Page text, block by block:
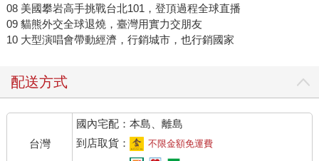
08 美國攀岩高手挑戰台北101，登頂過程全球直播
09 貓熊外交全球退燒，臺灣用實力交朋友
10 大型演唱會帶動經濟，行銷城市，也行銷國家
配送方式
台灣
國內宅配：本島、離島
到店取貨：
不限金額免運費